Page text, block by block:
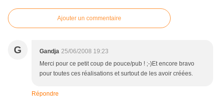
Ajouter un commentaire
G Gandja 25/06/2008 19:23
Merci pour ce petit coup de pouce/pub ! ;-)Et encore bravo
pour toutes ces réalisations et surtout de les avoir créées.
Répondre